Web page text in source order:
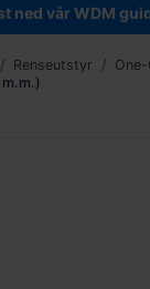
ned vår WDM
Renseutstyr